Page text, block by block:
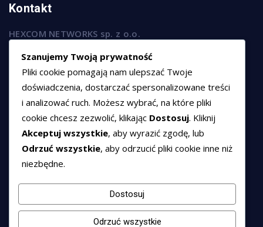
Kontakt
HEXCOM NETWORKS sp. z o.o.
ul. Marsz. Józefa Piłsudskiego 74/320,
50-020 Wrocław
+48 789 594 102
sprzedaz@hexssl.pl
Dokumenty
Regulamin świadczenia usług
Polityka prywatności
Polityka cookies
Szanujemy Twoją prywatność
Pliki cookie pomagają nam ulepszać Twoje
doświadczenia, dostarczać spersonalizowane treści
i analizować ruch. Możesz wybrać, na które pliki
cookie chcesz zezwolić, klikając Dostosuj. Kliknij
Akceptuj wszystkie, aby wyrazić zgodę, lub
Odrzuć wszystkie, aby odrzucić pliki cookie inne niż
niezbędne.
Dostosuj
Odrzuć wszystkie